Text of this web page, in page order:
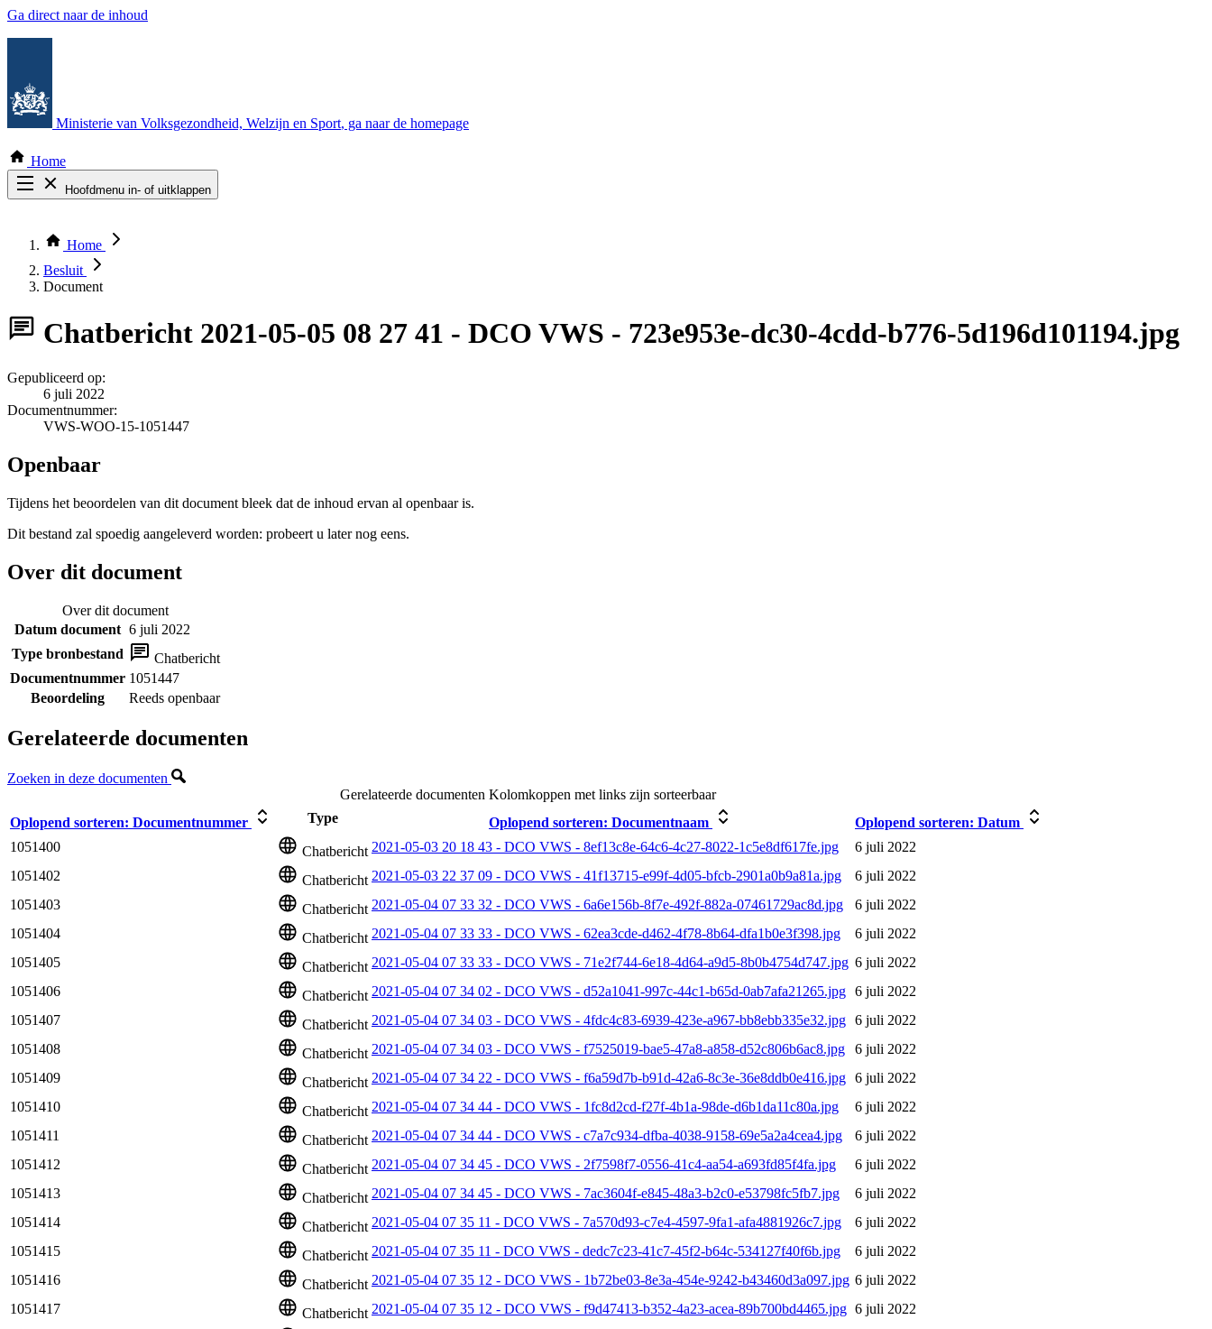
Ga direct naar de inhoud
Ministerie van Volksgezondheid, Welzijn en Sport, ga naar de homepage
Home
Hoofdmenu in- of uitklappen
Thema COVID-19
Bekijk per bestuursorgaan
Home
Besluit
Document
Chatbericht 2021-05-05 08 27 41 - DCO VWS - 723e953e-dc30-4cdd-b776-5d196d101194.jpg
Gepubliceerd op:
6 juli 2022
Documentnummer:
VWS-WOO-15-1051447
Openbaar
Tijdens het beoordelen van dit document bleek dat de inhoud ervan al openbaar is.
Dit bestand zal spoedig aangeleverd worden: probeert u later nog eens.
Over dit document
Over dit document
Datum document 6 juli 2022
Type bronbestand
Chatbericht
Documentnummer 1051447
Beoordeling
Reeds openbaar
Gerelateerde documenten
Zoeken in deze documenten
Gerelateerde documenten Kolomkoppen met links zijn sorteerbaar
Oplopend sorteren: Documentnummer Type Oplopend sorteren: Documentnaam Oplopend sorteren: Datum
1051400
Chatbericht 2021-05-03 20 18 43 - DCO VWS - 8ef13c8e-64c6-4c27-8022-1c5e8df617fe.jpg
6 juli 2022
1051402
Chatbericht 2021-05-03 22 37 09 - DCO VWS - 41f13715-e99f-4d05-bfcb-2901a0b9a81a.jpg
6 juli 2022
1051403
Chatbericht 2021-05-04 07 33 32 - DCO VWS - 6a6e156b-8f7e-492f-882a-07461729ac8d.jpg
6 juli 2022
1051404
Chatbericht 2021-05-04 07 33 33 - DCO VWS - 62ea3cde-d462-4f78-8b64-dfa1b0e3f398.jpg
6 juli 2022
1051405
Chatbericht 2021-05-04 07 33 33 - DCO VWS - 71e2f744-6e18-4d64-a9d5-8b0b4754d747.jpg 6 juli 2022
1051406
Chatbericht 2021-05-04 07 34 02 - DCO VWS - d52a1041-997c-44c1-b65d-0ab7afa21265.jpg 6 juli 2022
1051407
Chatbericht 2021-05-04 07 34 03 - DCO VWS - 4fdc4c83-6939-423e-a967-bb8ebb335e32.jpg 6 juli 2022
1051408
Chatbericht 2021-05-04 07 34 03 - DCO VWS - f7525019-bae5-47a8-a858-d52c806b6ac8.jpg
6 juli 2022
1051409
Chatbericht 2021-05-04 07 34 22 - DCO VWS - f6a59d7b-b91d-42a6-8c3e-36e8ddb0e416.jpg 6 juli 2022
1051410
Chatbericht 2021-05-04 07 34 44 - DCO VWS - 1fc8d2cd-f27f-4b1a-98de-d6b1da11c80a.jpg
6 juli 2022
1051411
Chatbericht 2021-05-04 07 34 44 - DCO VWS - c7a7c934-dfba-4038-9158-69e5a2a4cea4.jpg
6 juli 2022
1051412
Chatbericht 2021-05-04 07 34 45 - DCO VWS - 2f7598f7-0556-41c4-aa54-a693fd85f4fa.jpg
6 juli 2022
1051413
Chatbericht 2021-05-04 07 34 45 - DCO VWS - 7ac3604f-e845-48a3-b2c0-e53798fc5fb7.jpg
6 juli 2022
1051414
Chatbericht 2021-05-04 07 35 11 - DCO VWS - 7a570d93-c7e4-4597-9fa1-afa4881926c7.jpg
6 juli 2022
1051415
Chatbericht 2021-05-04 07 35 11 - DCO VWS - dedc7c23-41c7-45f2-b64c-534127f40f6b.jpg
6 juli 2022
1051416
Chatbericht 2021-05-04 07 35 12 - DCO VWS - 1b72be03-8e3a-454e-9242-b43460d3a097.jpg 6 juli 2022
1051417
Chatbericht 2021-05-04 07 35 12 - DCO VWS - f9d47413-b352-4a23-acea-89b700bd4465.jpg 6 juli 2022